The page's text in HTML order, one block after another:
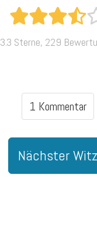
3.3 Sterne, 229
1 Kommentar
Nächster Witz